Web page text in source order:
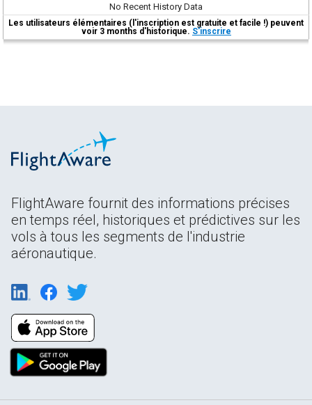
No Recent History Data
Les utilisateurs élémentaires (l'inscription est gratuite et facile !) peuvent
voir 3 months d'historique. S'inscrire
FlightAware fournit des informations précises
en temps réel, historiques et prédictives sur les
vols à tous les segments de l'industrie
aéronautique.